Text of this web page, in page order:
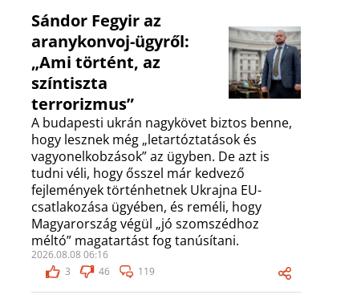
Sándor Fegyir az
aranykonvoj-ügyről:
„Ami történt, az
színtiszta
terrorizmus”
A budapesti ukrán nagykövet biztos benne,
hogy lesznek még „letartóztatások és
vagyonelkobzások” az ügyben. De azt is
tudni véli, hogy ősszel már kedvező
fejlemények történhetnek Ukrajna EU-
csatlakozása ügyében, és reméli, hogy
Magyarország végül „jó szomszédhoz
méltó” magatartást fog tanúsítani.
2026.08.08 06:16
3
46 119